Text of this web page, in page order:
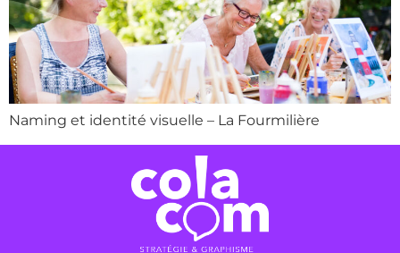
Naming et identité visuelle – La Fourmilière